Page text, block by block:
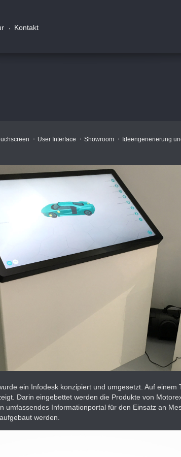
Kontakt
User Interface Showroom Ideengenerierung
ein Infodesk konzipiert und umgesetzt. Auf einem
Darin eingebettet werden die Produkte von
umfassendes Informationportal für den Einsatz an
werden.